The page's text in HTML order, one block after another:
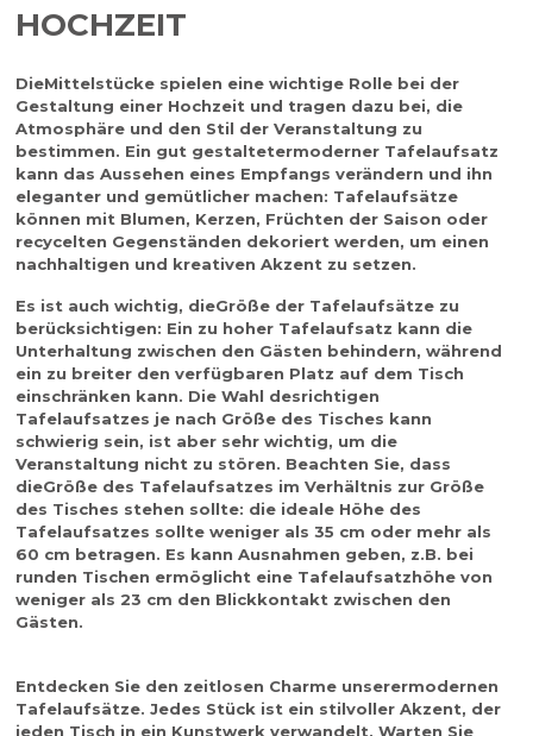
HOCHZEIT
DieMittelstücke spielen eine wichtige Rolle bei der
Gestaltung einer Hochzeit und tragen dazu bei, die
Atmosphäre und den Stil der Veranstaltung zu
bestimmen. Ein gut gestaltetermoderner Tafelaufsatz
kann das Aussehen eines Empfangs verändern und ihn
eleganter und gemütlicher machen: Tafelaufsätze
können mit Blumen, Kerzen, Früchten der Saison oder
recycelten Gegenständen dekoriert werden, um einen
nachhaltigen und kreativen Akzent zu setzen.
Es ist auch wichtig, dieGröße der Tafelaufsätze zu
berücksichtigen: Ein zu hoher Tafelaufsatz kann die
Unterhaltung zwischen den Gästen behindern, während
ein zu breiter den verfügbaren Platz auf dem Tisch
einschränken kann. Die Wahl desrichtigen
Tafelaufsatzes je nach Größe des Tisches kann
schwierig sein, ist aber sehr wichtig, um die
Veranstaltung nicht zu stören. Beachten Sie, dass
dieGröße des Tafelaufsatzes im Verhältnis zur Größe
des Tisches stehen sollte: die ideale Höhe des
Tafelaufsatzes sollte weniger als 35 cm oder mehr als
60 cm betragen. Es kann Ausnahmen geben, z.B. bei
runden Tischen ermöglicht eine Tafelaufsatzhöhe von
weniger als 23 cm den Blickkontakt zwischen den
Gästen.
Entdecken Sie den zeitlosen Charme unserermodernen
Tafelaufsätze. Jedes Stück ist ein stilvoller Akzent, der
jeden Tisch in ein Kunstwerk verwandelt. Warten Sie